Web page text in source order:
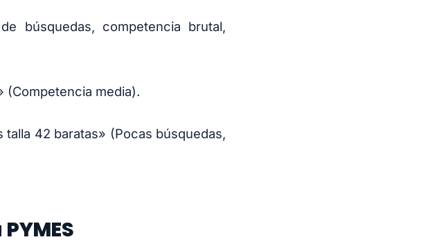
búsquedas, competencia brutal,
(Competencia media).
talla 42 baratas» (Pocas búsquedas,